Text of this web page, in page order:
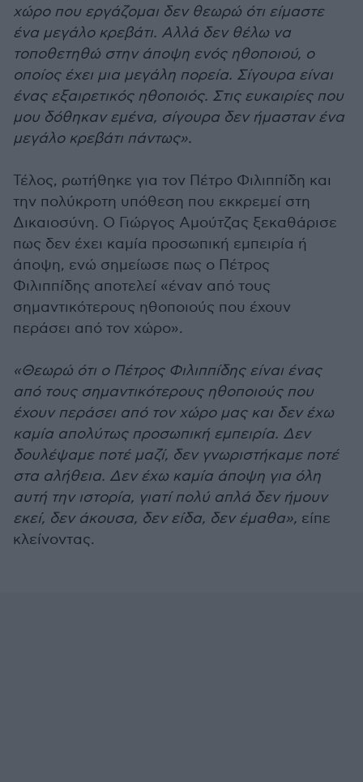
χώρο που εργάζομαι δεν θεωρώ ότι είμαστε
ένα μεγάλο κρεβάτι. Αλλά δεν θέλω να
τοποθετηθώ στην άποψη ενός ηθοποιού, ο
οποίος έχει μια μεγάλη πορεία. Σίγουρα είναι
ένας εξαιρετικός ηθοποιός. Στις ευκαιρίες που
μου δόθηκαν εμένα, σίγουρα δεν ήμασταν ένα
μεγάλο κρεβάτι πάντως».
Τέλος, ρωτήθηκε για τον Πέτρο Φιλιππίδη και
την πολύκροτη υπόθεση που εκκρεμεί στη
Δικαιοσύνη. Ο Γιώργος Αμούτζας ξεκαθάρισε
πως δεν έχει καμία προσωπική εμπειρία ή
άποψη, ενώ σημείωσε πως ο Πέτρος
Φιλιππίδης αποτελεί «έναν από τους
σημαντικότερους ηθοποιούς που έχουν
περάσει από τον χώρο».
«Θεωρώ ότι ο Πέτρος Φιλιππίδης είναι ένας
από τους σημαντικότερους ηθοποιούς που
έχουν περάσει από τον χώρο μας και δεν έχω
καμία απολύτως προσωπική εμπειρία. Δεν
δουλέψαμε ποτέ μαζί, δεν γνωριστήκαμε ποτέ
στα αλήθεια. Δεν έχω καμία άποψη για όλη
αυτή την ιστορία, γιατί πολύ απλά δεν ήμουν
εκεί, δεν άκουσα, δεν είδα, δεν έμαθα», είπε
κλείνοντας.